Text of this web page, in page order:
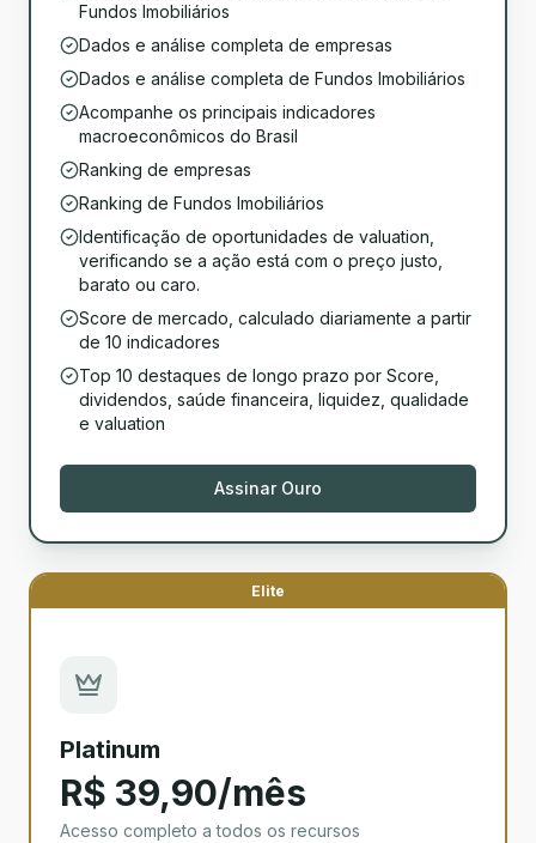
Fundos Imobiliários
Dados e análise completa de empresas
Dados e análise completa de Fundos Imobiliários
Acompanhe os principais indicadores
macroeconômicos do Brasil
Ranking de empresas
Ranking de Fundos Imobiliários
Identificação de oportunidades de valuation,
verificando se a ação está com o preço justo,
barato ou caro.
Score de mercado, calculado diariamente a partir
de 10 indicadores
Top 10 destaques de longo prazo por Score,
dividendos, saúde financeira, liquidez, qualidade
e valuation
Assinar Ouro
Elite
Platinum
R$ 39,90/mês
Acesso completo a todos os recursos